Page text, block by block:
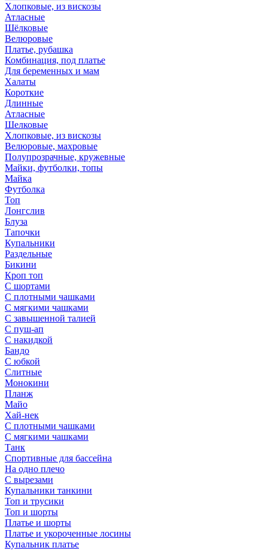
Хлопковые, из вискозы
Атласные
Шёлковые
Велюровые
Платье, рубашка
Комбинация, под платье
Для беременных и мам
Халаты
Короткие
Длинные
Атласные
Шелковые
Хлопковые, из вискозы
Велюровые, махровые
Полупрозрачные, кружевные
Майки, футболки, топы
Майка
Футболка
Топ
Лонгслив
Блуза
Тапочки
Купальники
Раздельные
Бикини
Кроп топ
С шортами
С плотными чашками
С мягкими чашками
С завышенной талией
С пуш-ап
С накидкой
Бандо
С юбкой
Слитные
Монокини
Планж
Майо
Хай-нек
С плотными чашками
С мягкими чашками
Танк
Спортивные для бассейна
На одно плечо
С вырезами
Купальники танкини
Топ и трусики
Топ и шорты
Платье и шорты
Платье и укороченные лосины
Купальник платье